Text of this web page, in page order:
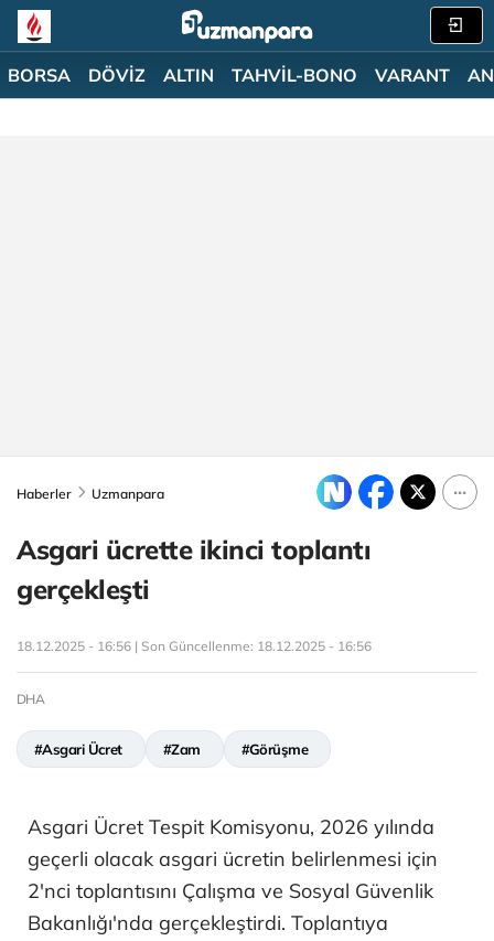
BORSA DÖVİZ ALTIN TAHVİL-BONO VARANT
Haberler Uzmanpara
Asgari ücrette ikinci toplantı
gerçekleşti
18.12.2025 - 16:56 | Son Güncellenme: 18.12.2025 - 16:56
DHA
#Asgari Ücret #Zam #Görüşme
Asgari Ücret Tespit Komisyonu, 2026 yılında
geçerli olacak asgari ücretin belirlenmesi için
2'nci toplantısını Çalışma ve Sosyal Güvenlik
Bakanlığı'nda gerçekleştirdi. Toplantıya